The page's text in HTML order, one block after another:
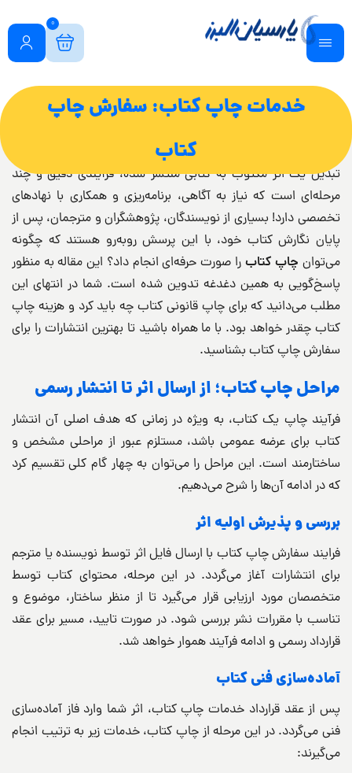
0
خدمات چاپ کتاب: سفارش چاپ
کتاب
تبدیل یک اثر مکتوب به کتابی منتشر شده، فرآیندی دقیق و چند
مرحله‌ای است که نیاز به آگاهی، برنامه‌ریزی و همکاری با نهادهای
تخصصی دارد! بسیاری از نویسندگان، پژوهشگران و مترجمان، پس از
پایان نگارش کتاب خود، با این پرسش روبه‌رو هستند که چگونه
می‌توان چاپ کتاب را صورت حرفه‌ای انجام داد؟ این مقاله به منظور
پاسخ‌گویی به همین دغدغه‌ تدوین شده است. شما در انتهای این
مطلب می‌دانید که برای چاپ قانونی کتاب چه باید کرد و هزینه چاپ
کتاب چقدر خواهد بود. با ما همراه باشید تا بهترین انتشارات را برای
سفارش چاپ کتاب بشناسید.
مراحل چاپ کتاب؛ از ارسال اثر تا انتشار رسمی
فرآیند چاپ یک کتاب، به ویژه در زمانی که هدف اصلی آن انتشار
کتاب برای عرضه عمومی باشد، مستلزم عبور از مراحلی مشخص و
ساختارمند است. این مراحل را می‌توان به چهار گام کلی تقسیم کرد
که در ادامه آن‌ها را شرح می‌دهیم.
بررسی و پذیرش اولیه اثر
فرایند سفارش چاپ کتاب با ارسال فایل اثر توسط نویسنده یا مترجم
برای انتشارات آغاز می‌گردد. در این مرحله، محتوای کتاب توسط
متخصصان مورد ارزیابی قرار می‌گیرد تا از منظر ساختار، موضوع و
تناسب با مقررات نشر بررسی شود. در صورت تایید، مسیر برای عقد
قرارداد رسمی و ادامه فرآیند هموار خواهد شد.
آماده‌سازی فنی کتاب
پس از عقد قرارداد خدمات چاپ کتاب، اثر شما وارد فاز آماده‌سازی
فنی می‌گردد. در این مرحله از چاپ کتاب، خدمات زیر به ترتیب انجام
می‌گیرند: